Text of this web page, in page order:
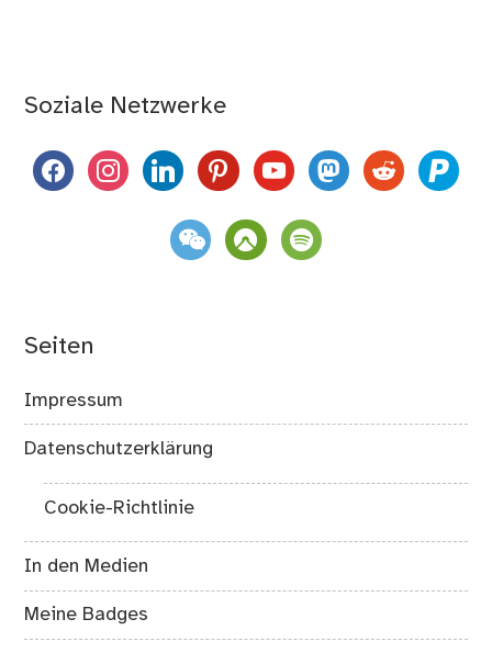
Soziale Netzwerke
facebookinstagramlinkedinpinterestyoutubemastodon
reddit paypal
weixin komootspotify
Seiten
Impressum
Datenschutzerklärung
Cookie-Richtlinie
In den Medien
Meine Badges